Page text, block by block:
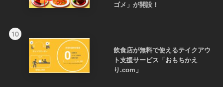
ゴメ」が開設！
10
飲食店が無料で使えるテイクアウ
ト支援サービス「おもちかえ
り.com」